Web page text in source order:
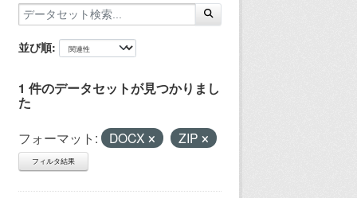
並び順
1 件のデータセットが見つかりまし
た
フォーマット: DOCX ZIP
フィルタ結果